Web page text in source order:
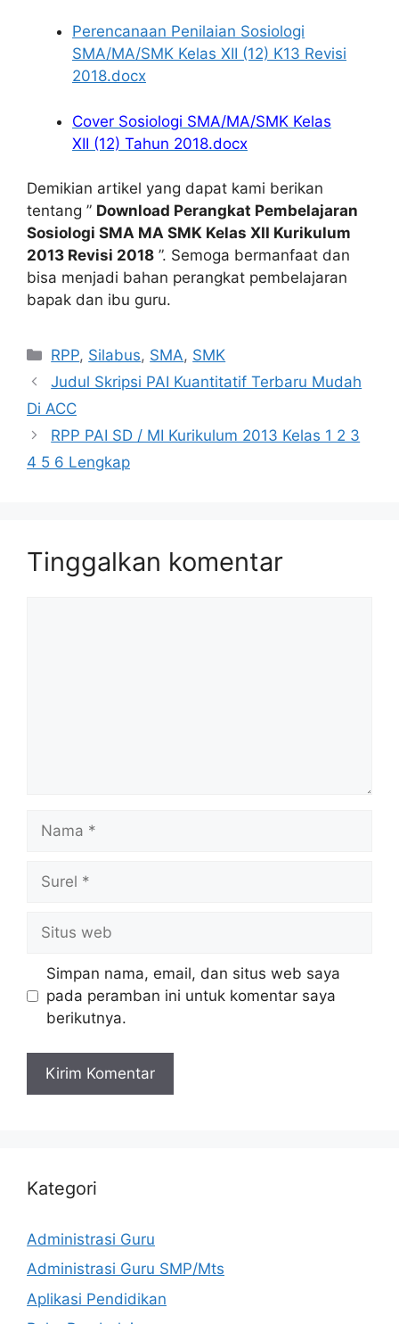
Perencanaan Penilaian Sosiologi
SMA/MA/SMK Kelas XII (12) K13 Revisi
2018.docx
Cover Sosiologi SMA/MA/SMK Kelas
XII (12) Tahun 2018.docx
Demikian artikel yang dapat kami berikan
tentang ” Download Perangkat Pembelajaran
Sosiologi SMA MA SMK Kelas XII Kurikulum
2013 Revisi 2018 ”. Semoga bermanfaat dan
bisa menjadi bahan perangkat pembelajaran
bapak dan ibu guru.
Kategori
RPP, Silabus, SMA, SMK
Judul Skripsi PAI Kuantitatif Terbaru Mudah
Di ACC
RPP PAI SD / MI Kurikulum 2013 Kelas 1 2 3
4 5 6 Lengkap
Tinggalkan komentar
Nama
Surel
Situs
web
Simpan nama, email, dan situs web saya
pada peramban ini untuk komentar saya
berikutnya.
Kategori
Administrasi Guru
Administrasi Guru SMP/Mts
Aplikasi Pendidikan